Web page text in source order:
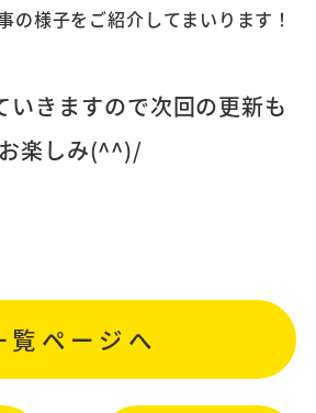
の様子をご紹介してまいります！
いきますので次回の更新も
お楽しみ(^^)/
覧ページへ